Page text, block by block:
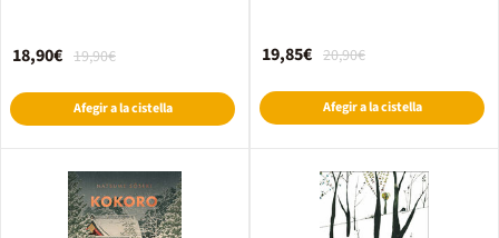
19,90€
18,90€
Afegir a la cistella
20,90€
19,85€
Afegir a la cistella